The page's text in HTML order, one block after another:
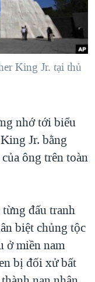
NAM
SÂM
THÔN MỸ
King Jr. tại thủ
nhớ tới biểu
Jr. bằng
ông trên toàn
đấu tranh
biệt chủng tộc
ở miền nam
bị đối xử bất